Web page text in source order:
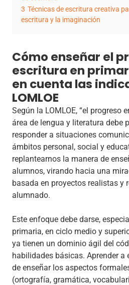
3 Técnicas de escritura creativa
escritura y la imaginación
Cómo enseñar el
escritura en
en cuenta las
LOMLOE
Según la LOMLOE, “el progreso
área de lengua y literatura debe
responder a situaciones
ámbitos personal, social y
replantearnos la manera de
alumnos, virando hacia una
basada en proyectos realistas y
alumnado.
Este enfoque debe darse,
primaria, en ciclo medio y
ya tienen un dominio ágil del
habilidades básicas. Aprender a
de enseñar los aspectos
(ortografía, gramática,